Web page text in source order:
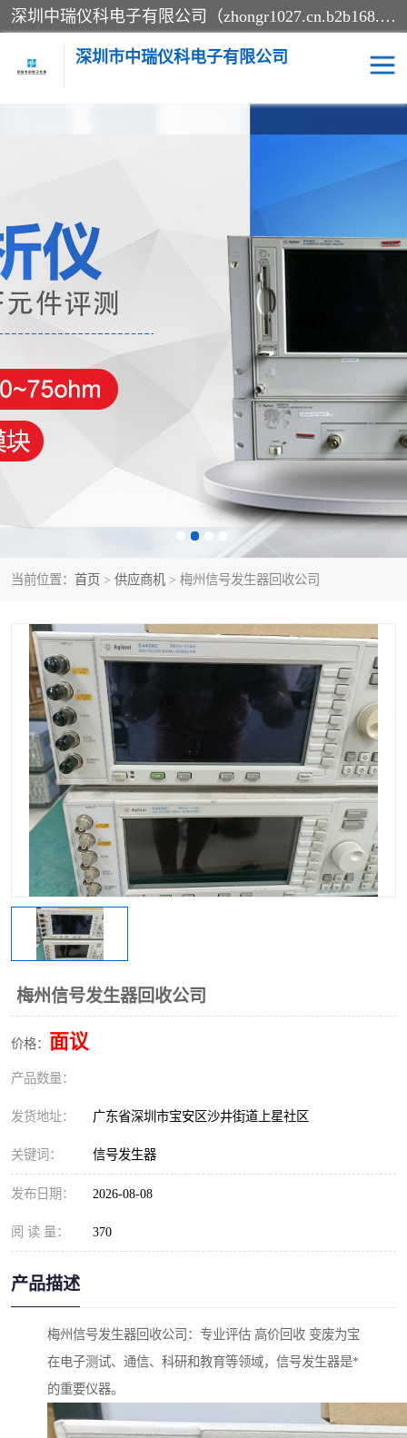
深圳中瑞仪科电子有限公司（zhongr1027.cn.b2b168.com）主要从事回收二手仪器，工厂仪器，回收示波器，KeysightE4980A，FLUKE754，MT8852B，IFR3920，Agilent N4010A，MT8852B等业务，全国统一热线：13570873835。深圳中瑞仪科电子有限公司整批或单出，专业评估高价回收工厂闲置仪器。
深圳市中瑞仪科电子有限公司
当前位置： 首页 > 供应商机 > 梅州信号发生器回收公司
梅州信号发生器回收公司
价格： 面议
产品数量：
发货地址： 广东省深圳市宝安区沙井街道上星社区
关键词： 信号发生器
发布日期： 2026-08-08
阅 读 量： 370
产品描述
梅州信号发生器回收公司：专业评估 高价回收 变废为宝
在电子测试、通信、科研和教育等领域，信号发生器是*
的重要仪器。
电阻-功率计 频谱分析仪
万用表 综合测试仪
蓝牙测试仪 网络分析仪
过程校验仪 电桥测试仪
泰克示波器 电池测试仪
函数信号发生器
校准件
阻抗分析仪